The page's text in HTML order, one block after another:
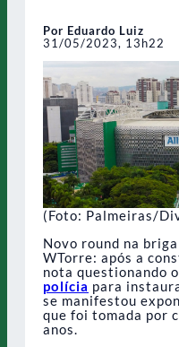
Por Eduardo Luiz
31/05/2023, 13h22
(Foto: Palmeiras/
Novo round na
WTorre: após a
nota questionando
polícia para
se manifestou
que foi tomada por
anos.